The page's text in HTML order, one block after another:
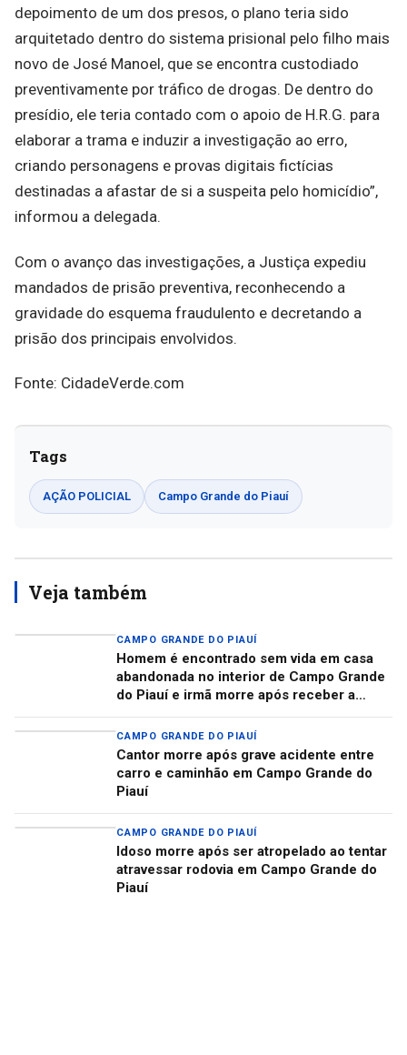
depoimento de um dos presos, o plano teria sido
arquitetado dentro do sistema prisional pelo filho mais
novo de José Manoel, que se encontra custodiado
preventivamente por tráfico de drogas. De dentro do
presídio, ele teria contado com o apoio de H.R.G. para
elaborar a trama e induzir a investigação ao erro,
criando personagens e provas digitais fictícias
destinadas a afastar de si a suspeita pelo homicídio”,
informou a delegada.
Com o avanço das investigações, a Justiça expediu
mandados de prisão preventiva, reconhecendo a
gravidade do esquema fraudulento e decretando a
prisão dos principais envolvidos.
Fonte: CidadeVerde.com
Tags
AÇÃO POLICIAL Campo Grande do Piauí
Veja também
CAMPO GRANDE DO PIAUÍ
Homem é encontrado sem vida em casa
abandonada no interior de Campo Grande
do Piauí e irmã morre após receber a
notícia
CAMPO GRANDE DO PIAUÍ
Cantor morre após grave acidente entre
carro e caminhão em Campo Grande do
Piauí
CAMPO GRANDE DO PIAUÍ
Idoso morre após ser atropelado ao tentar
atravessar rodovia em Campo Grande do
Piauí